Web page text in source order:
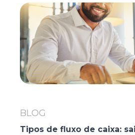
BLOG
Tipos de fluxo de caixa: